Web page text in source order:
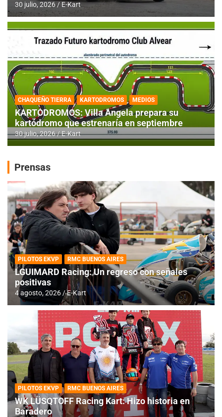
30 julio, 2026 E-Kart
CHAQUEÑO TIERRA KARTODROMOS MEDIOS
KARTODROMOS: Villa Angela prepara su
kartódromo que estrenaría en septiembre
30 julio, 2026 E-Kart
Prensas
PILOTOS EKVP RMC BUENOS AIRES
LGUIMARD Racing: Un regreso con señales
positivas
4 agosto, 2026 E-Kart
PILOTOS EKVP RMC BUENOS AIRES
WK LÜSQTOFF Racing Kart: Hizo historia en
Baradero